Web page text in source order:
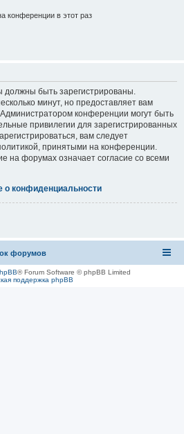
конференции в этот раз
быть зарегистрированы.
минут, но предоставляет вам
конференции могут быть
привилегии для зарегистрированных
вам следует
принятыми на конференции.
на форумах означает согласие со всеми
о конфиденциальности
форумов
® Forum Software © phpBB Limited
поддержка phpBB